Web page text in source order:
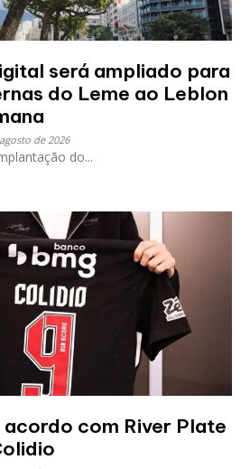
será ampliado para
do Leme ao Leblon
de 2026
do...
com River Plate